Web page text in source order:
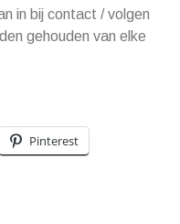
in bij contact / volgen
gehouden van elke
Pinterest